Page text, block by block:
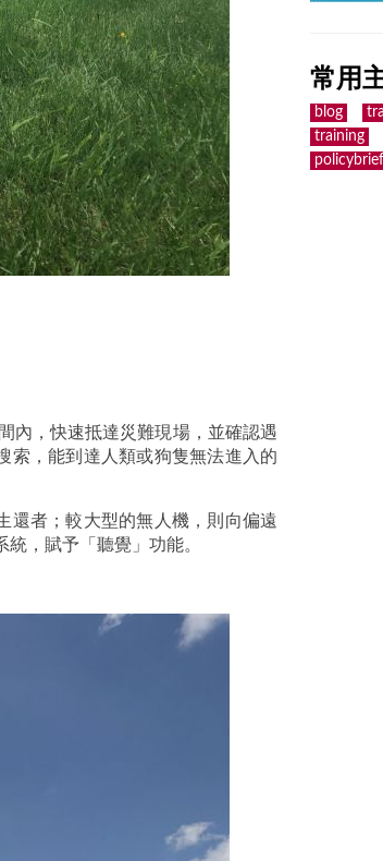
內，快速抵達災難現場，並確認遇
索，能到達人類或狗隻無法進入的
還者；較大型的無人機，則向偏遠
，賦予「聽覺」功能。
常用
blog
training